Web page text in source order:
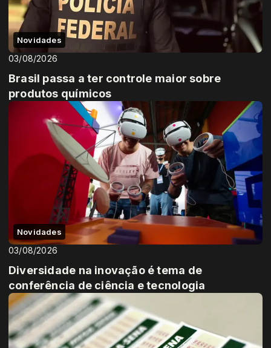
Novidades
03/08/2026
Brasil passa a ter controle maior sobre
produtos químicos
Novidades
03/08/2026
Diversidade na inovação é tema de
conferência de ciência e tecnologia